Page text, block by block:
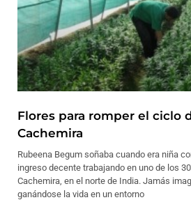
Flores para romper el ciclo
Cachemira
Rubeena Begum soñaba cuando era niña
ingreso decente trabajando en uno de los
Cachemira, en el norte de India. Jamás
ganándose la vida en un entorno